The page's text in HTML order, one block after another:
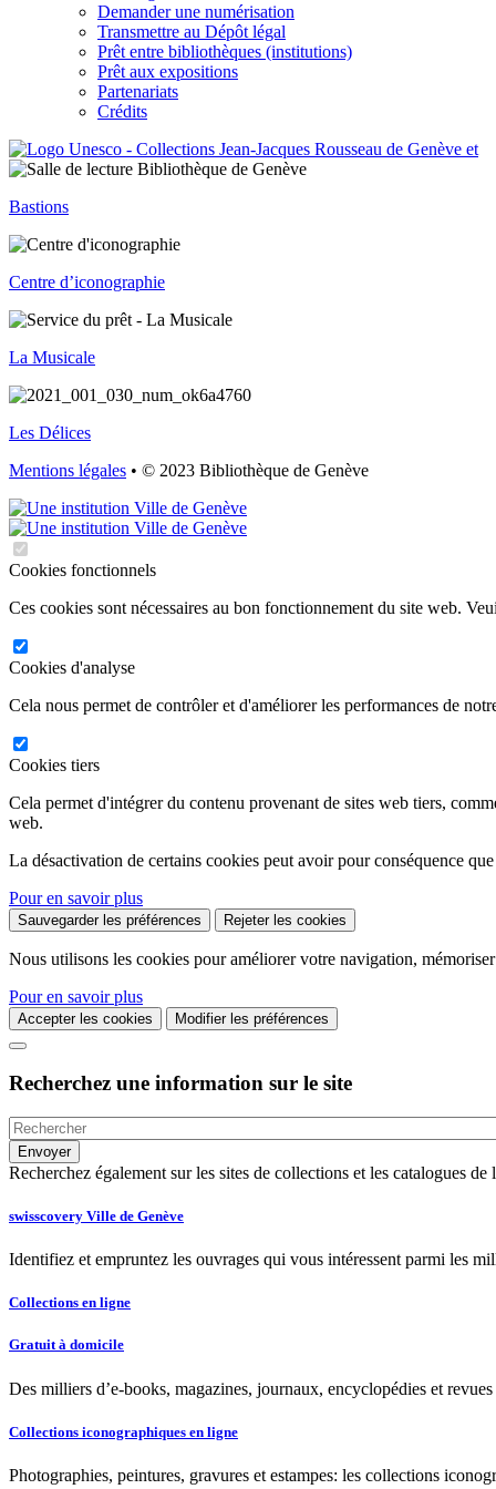
Demander une numérisation
Transmettre au Dépôt légal
Prêt entre bibliothèques (institutions)
Prêt aux expositions
Partenariats
Crédits
Bastions
Centre d’iconographie
La Musicale
Les Délices
Mentions légales • © 2023 Bibliothèque de Genève
Cookies fonctionnels
Ces cookies sont nécessaires au bon fonctionnement du site web.
Cookies d'analyse
Cela nous permet de contrôler et d'améliorer les performances de
Cookies tiers
Cela permet d'intégrer du contenu provenant de sites web tiers,
web.
La désactivation de certains cookies peut avoir pour conséquence
Pour en savoir plus
Sauvegarder les préférences Rejeter les cookies
Nous utilisons les cookies pour améliorer votre navigation,
Pour en savoir plus
Accepter les cookies Modifier les préférences
Recherchez une information sur le site
Recherchez également sur les sites de collections et les catalogues
swisscovery Ville de Genève
Identifiez et empruntez les ouvrages qui vous intéressent parmi les
Collections en ligne
Gratuit à domicile
Des milliers d’e-books, magazines, journaux, encyclopédies et
Collections iconographiques en ligne
Photographies, peintures, gravures et estampes: les collections